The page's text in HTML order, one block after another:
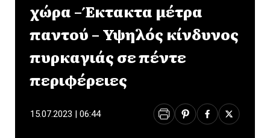
χώρα – Έκτακτα μέτρα
παντού – Υψηλός κίνδυνος
πυρκαγιάς σε πέντε
περιφέρειες
15.07.2023 | 06:44